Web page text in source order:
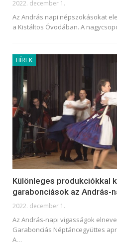
2022. december 1.
Az András napi népszokásokat
a Kistáltos Óvodában. A
HÍREK
Különleges produkciókkal
garabonciások az András-
2022. december 1.
Az András-napi vigasságok
Garabonciás Néptáncegyüttes
A…